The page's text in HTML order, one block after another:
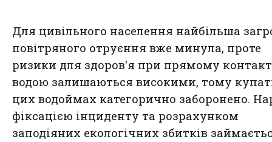
Для цивільного населення найбільша
повітряного отруєння вже минула, проте
ризики для здоров'я при прямому
водою залишаються високими, тому
цих водоймах категорично заборонено.
фіксацією інциденту та розрахунком
заподіяних екологічних збитків